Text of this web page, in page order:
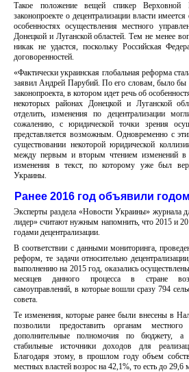
Такое положение вещей спикер
законопроекте о децентрализации власти
особенностях осуществления местного
Донецкой и Луганской областей. Тем не менее
никак не удастся, поскольку Российская
договоренностей.
«Фактически украинская глобальная реформа
заявил Андрей Парубий. По его словам, было бы
законопроекта, в котором идет речь об
некоторых районах Донецкой и Луганской
отделить, изменения по децентрализации
сожалению, с юридической точки зрения
представляется возможным. Одновременно с
существовании некоторой юридической
между первым и вторым чтением изменений в
изменения в текст, по которому уже был
Украины.
Ранее 2016 год объявили
Эксперты раздела «Новости Украины» журнала
лидер» считают нужным напомнить, что 2015 и
годами децентрализации.
В соответствии с данными мониторинга,
реформ, те задачи относительно
выполнению на 2015 год, оказались
месяцев данного процесса в стране
самоуправлений, в которые вошли сразу 794
совета.
Те изменения, которые ранее были внесены в
позволили предоставить органам местного
дополнительные полномочия по бюджету, а
стабильные источники доходов для
Благодаря этому, в прошлом году объем
местных властей возрос на 42,1%, то есть до 29,6